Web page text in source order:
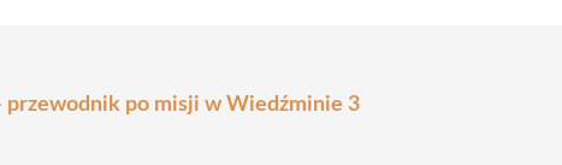
przewodnik po misji w Wiedźminie 3